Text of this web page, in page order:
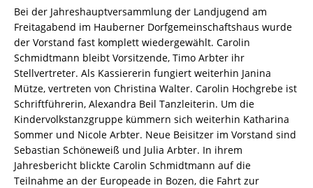
Bei der Jahreshauptversammlung der Landjugend am
Freitagabend im Hauberner Dorfgemeinschaftshaus wurde
der Vorstand fast komplett wiedergewählt. Carolin
Schmidtmann bleibt Vorsitzende, Timo Arbter ihr
Stellvertreter. Als Kassiererin fungiert weiterhin Janina
Mütze, vertreten von Christina Walter. Carolin Hochgrebe ist
Schriftführerin, Alexandra Beil Tanzleiterin. Um die
Kindervolkstanzgruppe kümmern sich weiterhin Katharina
Sommer und Nicole Arbter. Neue Beisitzer im Vorstand sind
Sebastian Schöneweiß und Julia Arbter. In ihrem
Jahresbericht blickte Carolin Schmidtmann auf die
Teilnahme an der Europeade in Bozen, die Fahrt zur